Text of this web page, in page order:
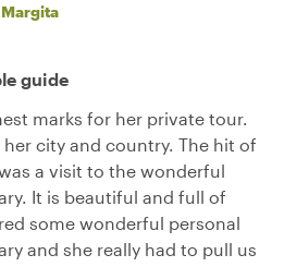
Margita
guide
marks for her private tour.
city and country. The hit of
a visit to the wonderful
It is beautiful and full of
some wonderful personal
and she really had to pull us